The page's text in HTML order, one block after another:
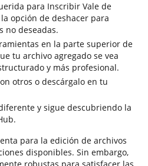
para Inscribir Vale de
opción de deshacer para
no deseadas.
en la parte superior de
tu archivo agregado se vea
y más profesional.
otros o descárgalo en tu
y sigue descubriendo la
para la edición de archivos
disponibles. Sin embargo,